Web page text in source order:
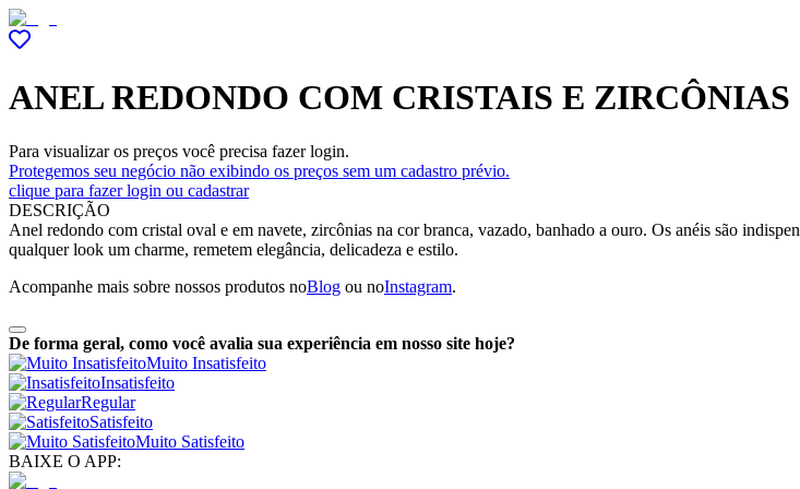
ANEL REDONDO COM CRISTAIS E ZIRCÔNIAS
Para visualizar os preços você precisa fazer login.
Protegemos seu negócio não exibindo os preços sem um cadastro prévio.
clique para fazer login ou cadastrar
DESCRIÇÃO
Anel redondo com cristal oval e em navete, zircônias na cor branca, vazado, banhado a ouro. Os anéis são
qualquer look um charme, remetem elegância, delicadeza e estilo.
Acompanhe mais sobre nossos produtos noBlog ou noInstagram.
De forma geral, como você avalia sua experiência em nosso site hoje?
Muito Insatisfeito
Insatisfeito
Regular
Satisfeito
Muito Satisfeito
BAIXE O APP: